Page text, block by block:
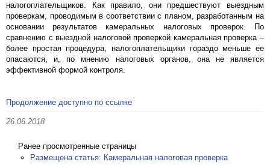
налогоплательщиков. Как правило, они предшествуют выездным
проверкам, проводимым в соответствии с планом, разработанным на
основании результатов камеральных налоговых проверок. По
сравнению с выездной налоговой проверкой камеральная проверка –
более простая процедура, налогоплательщики гораздо меньше ее
опасаются, и, по мнению налоговых органов, она не является
эффективной формой контроля.
Продолжение доступно по ссылке
26.06.2018
Ранее просмотренные страницы
Размещена статья: Камеральная налоговая проверка